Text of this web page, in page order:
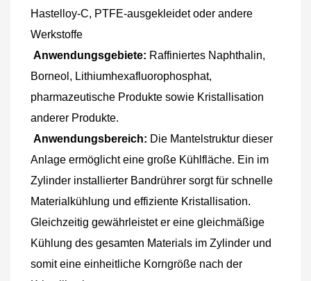
Hastelloy-C, PTFE-ausgekleidet oder andere
Werkstoffe
Anwendungsgebiete: Raffiniertes Naphthalin,
Borneol, Lithiumhexafluorophosphat,
pharmazeutische Produkte sowie Kristallisation
anderer Produkte.
Anwendungsbereich: Die Mantelstruktur dieser
Anlage ermöglicht eine große Kühlfläche. Ein im
Zylinder installierter Bandrührer sorgt für schnelle
Materialkühlung und effiziente Kristallisation.
Gleichzeitig gewährleistet er eine gleichmäßige
Kühlung des gesamten Materials im Zylinder und
somit eine einheitliche Korngröße nach der